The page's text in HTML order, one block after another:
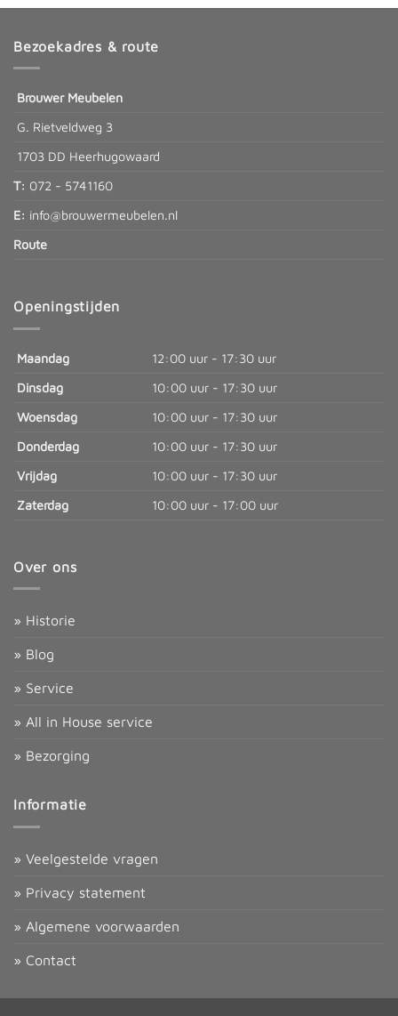
Bezoekadres & route
Brouwer Meubelen
G. Rietveldweg 3
1703 DD Heerhugowaard
T: 072 - 5741160
E: info@brouwermeubelen.nl
Route
Openingstijden
Maandag
12:00 uur - 17:30 uur
Dinsdag
10:00 uur - 17:30 uur
Woensdag
10:00 uur - 17:30 uur
Donderdag
10:00 uur - 17:30 uur
Vrijdag
10:00 uur - 17:30 uur
Zaterdag
10:00 uur - 17:00 uur
Over ons
» Historie
» Blog
» Service
» All in House service
» Bezorging
Informatie
» Veelgestelde vragen
» Privacy statement
» Algemene voorwaarden
» Contact